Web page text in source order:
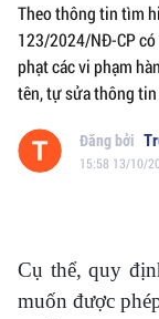
Theo thông tin tìm
123/2024/NĐ-CP
phạt các vi phạm
tên, tự sửa thông
15:58 13/10/
Cụ thể, quy
muốn được